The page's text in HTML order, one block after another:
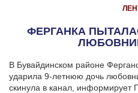
ФЕРГАНКА
В Бувайдинском районе
ударила 9-летнюю дочь
скинула в канал, информирует